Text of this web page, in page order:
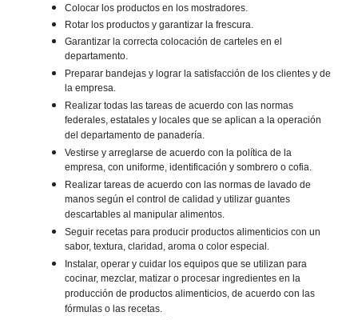
Colocar los productos en los mostradores.
Rotar los productos y garantizar la frescura.
Garantizar la correcta colocación de carteles en el
departamento.
Preparar bandejas y lograr la satisfacción de los clientes y de
la empresa.
Realizar todas las tareas de acuerdo con las normas
federales, estatales y locales que se aplican a la operación
del departamento de panadería.
Vestirse y arreglarse de acuerdo con la política de la
empresa, con uniforme, identificación y sombrero o cofia.
Realizar tareas de acuerdo con las normas de lavado de
manos según el control de calidad y utilizar guantes
descartables al manipular alimentos.
Seguir recetas para producir productos alimenticios con un
sabor, textura, claridad, aroma o color especial.
Instalar, operar y cuidar los equipos que se utilizan para
cocinar, mezclar, matizar o procesar ingredientes en la
producción de productos alimenticios, de acuerdo con las
fórmulas o las recetas.